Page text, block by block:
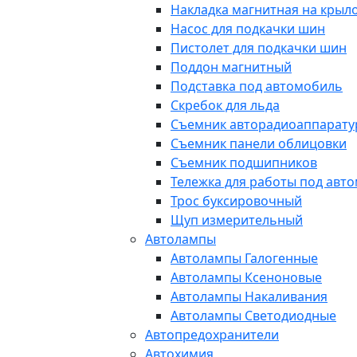
Накладка магнитная на
Насос для подкачки шин
Пистолет для подкачки шин
Поддон магнитный
Подставка под автомобиль
Скребок для льда
Съемник
Съемник панели облицовки
Съемник подшипников
Тележка для работы под
Трос буксировочный
Щуп измерительный
Автолампы
Автолампы Галогенные
Автолампы Ксеноновые
Автолампы Накаливания
Автолампы Светодиодные
Автопредохранители